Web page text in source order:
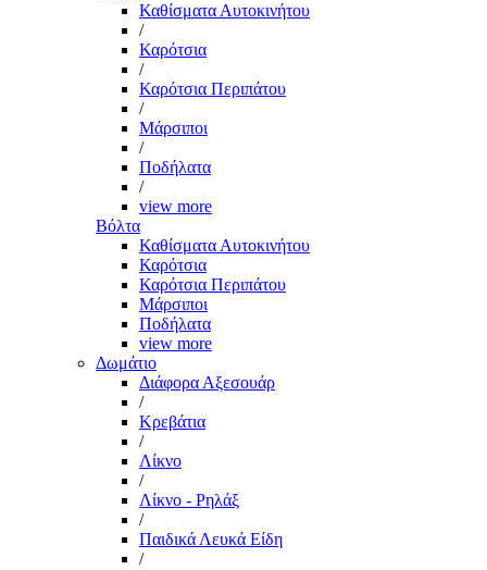
Καθίσματα Αυτοκινήτου
/
Καρότσια
/
Καρότσια Περιπάτου
/
Μάρσιποι
/
Ποδήλατα
/
view more
Βόλτα
Καθίσματα Αυτοκινήτου
Καρότσια
Καρότσια Περιπάτου
Μάρσιποι
Ποδήλατα
view more
Δωμάτιο
Διάφορα Αξεσουάρ
/
Κρεβάτια
/
Λίκνο
/
Λίκνο - Ρηλάξ
/
Παιδικά Λευκά Είδη
/